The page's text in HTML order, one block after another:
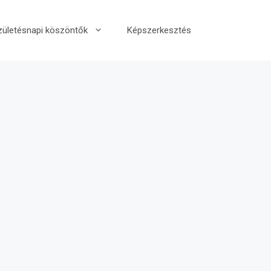
köszöntők Képszerkesztés